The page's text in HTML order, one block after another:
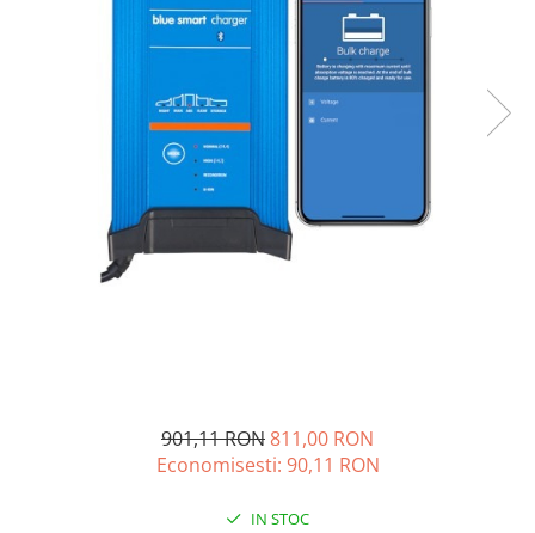
Acumulatori de stocare
901,11 RON811,00 RON
Economisesti: 90,11 RON
IN STOC